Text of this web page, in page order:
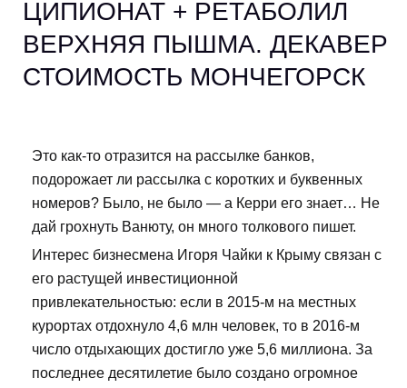
ЦИПИОНАТ + РЕТАБОЛИЛ
ВЕРХНЯЯ ПЫШМА. ДЕКАВЕР
СТОИМОСТЬ МОНЧЕГОРСК
Это как-то отразится на рассылке банков,
подорожает ли рассылка с коротких и буквенных
номеров? Было, не было — а Керри его знает… Не
дай грохнуть Ванюту, он много толкового пишет.
Интерес бизнесмена Игоря Чайки к Крыму связан с
его растущей инвестиционной
привлекательностью: если в 2015-м на местных
курортах отдохнуло 4,6 млн человек, то в 2016-м
число отдыхающих достигло уже 5,6 миллиона. За
последнее десятилетие было создано огромное